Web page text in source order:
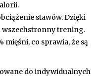
stawów. Dzięki
wszechstronny trening.
mięśni, co sprawia, że są
do indywidualnych